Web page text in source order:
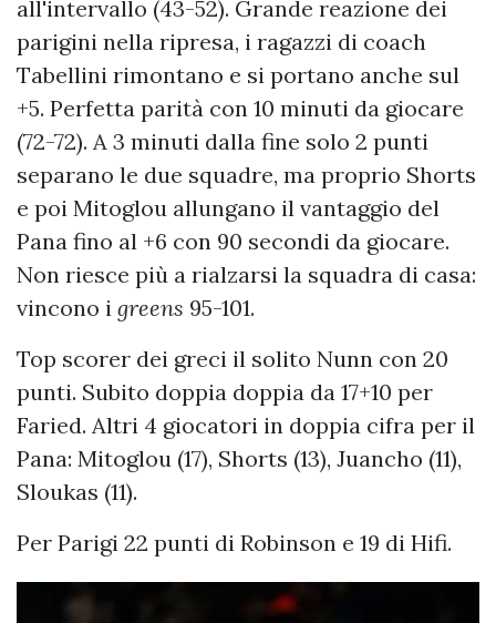
all'intervallo (43-52). Grande reazione dei
parigini nella ripresa, i ragazzi di coach
Tabellini rimontano e si portano anche sul
+5. Perfetta parità con 10 minuti da giocare
(72-72). A 3 minuti dalla fine solo 2 punti
separano le due squadre, ma proprio Shorts
e poi Mitoglou allungano il vantaggio del
Pana fino al +6 con 90 secondi da giocare.
Non riesce più a rialzarsi la squadra di casa:
vincono i greens 95-101.
Top scorer dei greci il solito Nunn con 20
punti. Subito doppia doppia da 17+10 per
Faried. Altri 4 giocatori in doppia cifra per il
Pana: Mitoglou (17), Shorts (13), Juancho (11),
Sloukas (11).
Per Parigi 22 punti di Robinson e 19 di Hifi.